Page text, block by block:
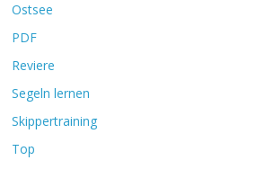
Ostsee
PDF
Reviere
Segeln lernen
Skippertraining
Top